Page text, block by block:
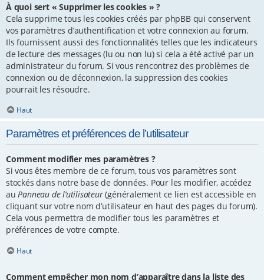
À quoi sert « Supprimer les cookies » ?
Cela supprime tous les cookies créés par phpBB qui conservent
vos paramètres d’authentification et votre connexion au forum.
Ils fournissent aussi des fonctionnalités telles que les indicateurs
de lecture des messages (lu ou non lu) si cela a été activé par un
administrateur du forum. Si vous rencontrez des problèmes de
connexion ou de déconnexion, la suppression des cookies
pourrait les résoudre.
Haut
Paramètres et préférences de l’utilisateur
Comment modifier mes paramètres ?
Si vous êtes membre de ce forum, tous vos paramètres sont
stockés dans notre base de données. Pour les modifier, accédez
auPanneau de l’utilisateur(généralement ce lien est accessible en
cliquant sur votre nom d’utilisateur en haut des pages du forum).
Cela vous permettra de modifier tous les paramètres et
préférences de votre compte.
Haut
Comment empêcher mon nom d’apparaître dans la liste des